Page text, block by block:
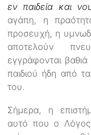
εν παιδεία και
αγάπη, η
προσευχή, η
αποτελούν
εγγράφονται
παιδιού ήδη από
του.
Σήμερα, η
αυτό που ο Λόγος